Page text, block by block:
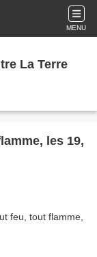
MENU
La Terre
les 19,